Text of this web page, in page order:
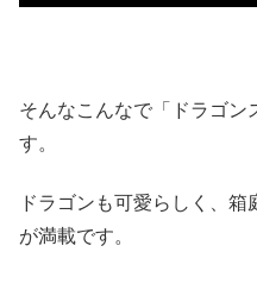
そんなこんなで「ドラゴン
す。
ドラゴンも可愛らしく、
が満載です。